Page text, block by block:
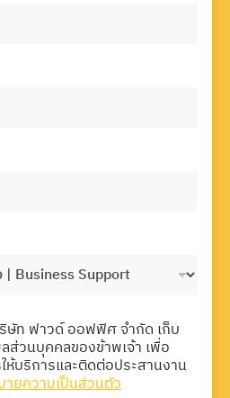
ษัท ฟาวด์ ออฟฟิศ จำกัด เก็บ
ส่วนบุคคลของข้าพเจ้า เพื่อ
ห้บริการและติดต่อประสานงาน
ายความเป็นส่วนตัว